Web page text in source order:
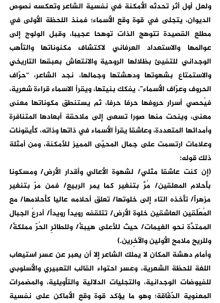
ولعل أول أثر تحدثه الأمكنة في نفسية الشاعر وتعكسه نصوص
الديوان، يتجلى في قوة وقع الأسماء؛ فمنذ اللحظة الأولى في
مطلع القصيدة تتوهج الذات توهحا عجيبا، وقبل الولوج إلى
عوالمها والاستعداد العرفاني لاكتشاف مكنوناتها والتأهب
الوجداني للتفيئ بظلالها الروحية والانتعاش بعبقها التاريخي
والاستمتاع بشهوتها ودهشتها وجمالها، نجد الشاعر، “حرّاف
الحروف وعرّاف الأسماء”، يفكك بنيتها، ويقرأ الاسماء قراءة شعرية،
فيُحصي أسرار حروفها حرفا حرفا، ثم يستنطق مكوناتها معنى
معنى، وينحت منها صورا تسعى إلى ملاحقة أبعادها المتنافرة
وأمدائها المتعددة، وعاشقا يقرأ الأسماء في ذاتها وذاته، كأيقونات
وعلامات ارتسمت على جمال المحيّى المميز للأمكنة، ومن أمثلة
ذلك قوله:
(إن كنت عاشقا مثلي/ لشهوة الأعالي وأقدار الأرض/ ومسكونا
بأحلام المعلقين/ مُرَّ بتنغير كما يمر الربيع/ فمن مرّ بتنغير
مزهراً/ تأخذه التاء إلى خلوتها/ تعلق أحلامه عاليا كأحلامها/ مع
المُعَلّقين العاشقين خلوة الأرض/ تتلقفه رويداً رويداً/ أدرعُ الجبال
الممتدَّة نحو الغيمات/ حيث للأعلى هيبةٌ/ وللطائرِ الحُرّ مملكةٌ/
وللريح ملامح الأولين والآخِرين.)
وأمام دهشة المكان لا يملك الشاعر إلا أن يعبر عن عسر استيعاب
اللغة للحظة الشعرية، وعسر احتواء القالب التعبيري والأسلوبي
للفيوضات الوجدانية، والتجليات الدلالية والتأويلية، والمضمرات
المعنوية الدّفّاقة؛ وهو ما يؤكد قوة وقع الأماكن على نفسية